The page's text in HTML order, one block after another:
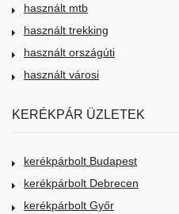
használt mtb
használt trekking
használt országúti
használt városi
KERÉKPÁR ÜZLETEK
kerékpárbolt Budapest
kerékpárbolt Debrecen
kerékpárbolt Győr